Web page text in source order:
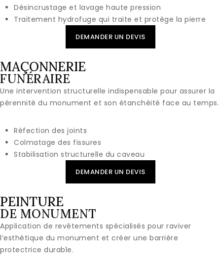
Désincrustage et lavage haute pression
Traitement hydrofuge qui traite et protège la pierre
DEMANDER UN DEVIS
MAÇONNERIE
FUNÉRAIRE
Une intervention structurelle indispensable pour assurer la
pérennité du monument et son étanchéité face au temps.
Réfection des joints
Colmatage des fissures
Stabilisation structurelle du caveau
DEMANDER UN DEVIS
PEINTURE
DE MONUMENT
Application de revêtements spécialisés pour raviver
l’esthétique du monument et créer une barrière
protectrice durable.